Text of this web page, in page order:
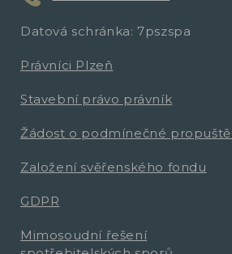
Datová schránka: 7pszspa
Právníci Plzeň
Stavební právo právník
Žádost o podmínečné
Založení svěřenského fondu
GDPR
Mimosoudní řešení